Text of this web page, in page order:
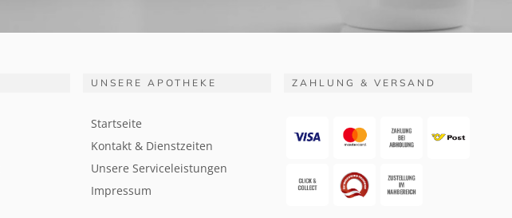
UNSERE APOTHEKE
Startseite
Kontakt & Dienstzeiten
Unsere Serviceleistungen
Impressum
ZAHLUNG & VERSAND